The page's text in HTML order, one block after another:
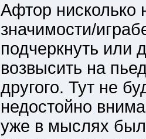
Афтор нисколько
значимости/
подчеркнуть или
возвысить на
другого. Тут не
недостойно
уже в мыслях